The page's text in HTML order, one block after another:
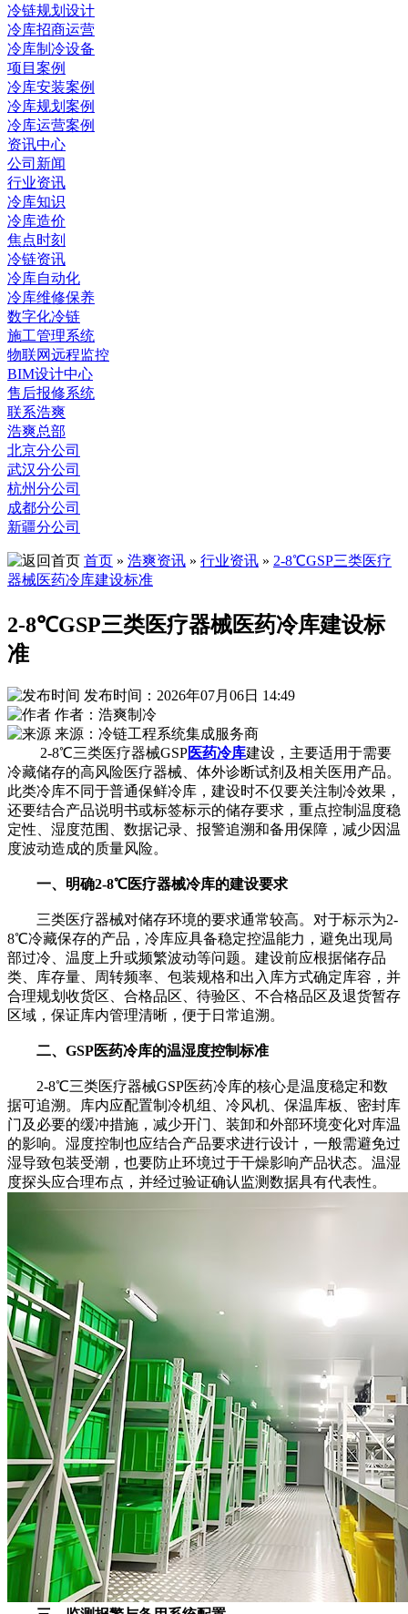
冷链规划设计
冷库招商运营
冷库制冷设备
项目案例
冷库安装案例
冷库规划案例
冷库运营案例
资讯中心
公司新闻
行业资讯
冷库知识
冷库造价
焦点时刻
冷链资讯
冷库自动化
冷库维修保养
数字化冷链
施工管理系统
物联网远程监控
BIM设计中心
售后报修系统
联系浩爽
浩爽总部
北京分公司
武汉分公司
杭州分公司
成都分公司
新疆分公司
首页 » 浩爽资讯 » 行业资讯 » 2-8℃GSP三类医疗
器械医药冷库建设标准
2-8℃GSP三类医疗器械医药冷库建设标
准
发布时间：2026年07月06日 14:49
作者：浩爽制冷
来源：冷链工程系统集成服务商
2-8℃三类医疗器械GSP医药冷库建设，主要适用于需要
冷藏储存的高风险医疗器械、体外诊断试剂及相关医用产品。
此类冷库不同于普通保鲜冷库，建设时不仅要关注制冷效果，
还要结合产品说明书或标签标示的储存要求，重点控制温度稳
定性、湿度范围、数据记录、报警追溯和备用保障，减少因温
度波动造成的质量风险。
一、明确2-8℃医疗器械冷库的建设要求
三类医疗器械对储存环境的要求通常较高。对于标示为2-
8℃冷藏保存的产品，冷库应具备稳定控温能力，避免出现局
部过冷、温度上升或频繁波动等问题。建设前应根据储存品
类、库存量、周转频率、包装规格和出入库方式确定库容，并
合理规划收货区、合格品区、待验区、不合格品区及退货暂存
区域，保证库内管理清晰，便于日常追溯。
二、GSP医药冷库的温湿度控制标准
2-8℃三类医疗器械GSP医药冷库的核心是温度稳定和数
据可追溯。库内应配置制冷机组、冷风机、保温库板、密封库
门及必要的缓冲措施，减少开门、装卸和外部环境变化对库温
的影响。湿度控制也应结合产品要求进行设计，一般需避免过
湿导致包装受潮，也要防止环境过于干燥影响产品状态。温湿
度探头应合理布点，并经过验证确认监测数据具有代表性。